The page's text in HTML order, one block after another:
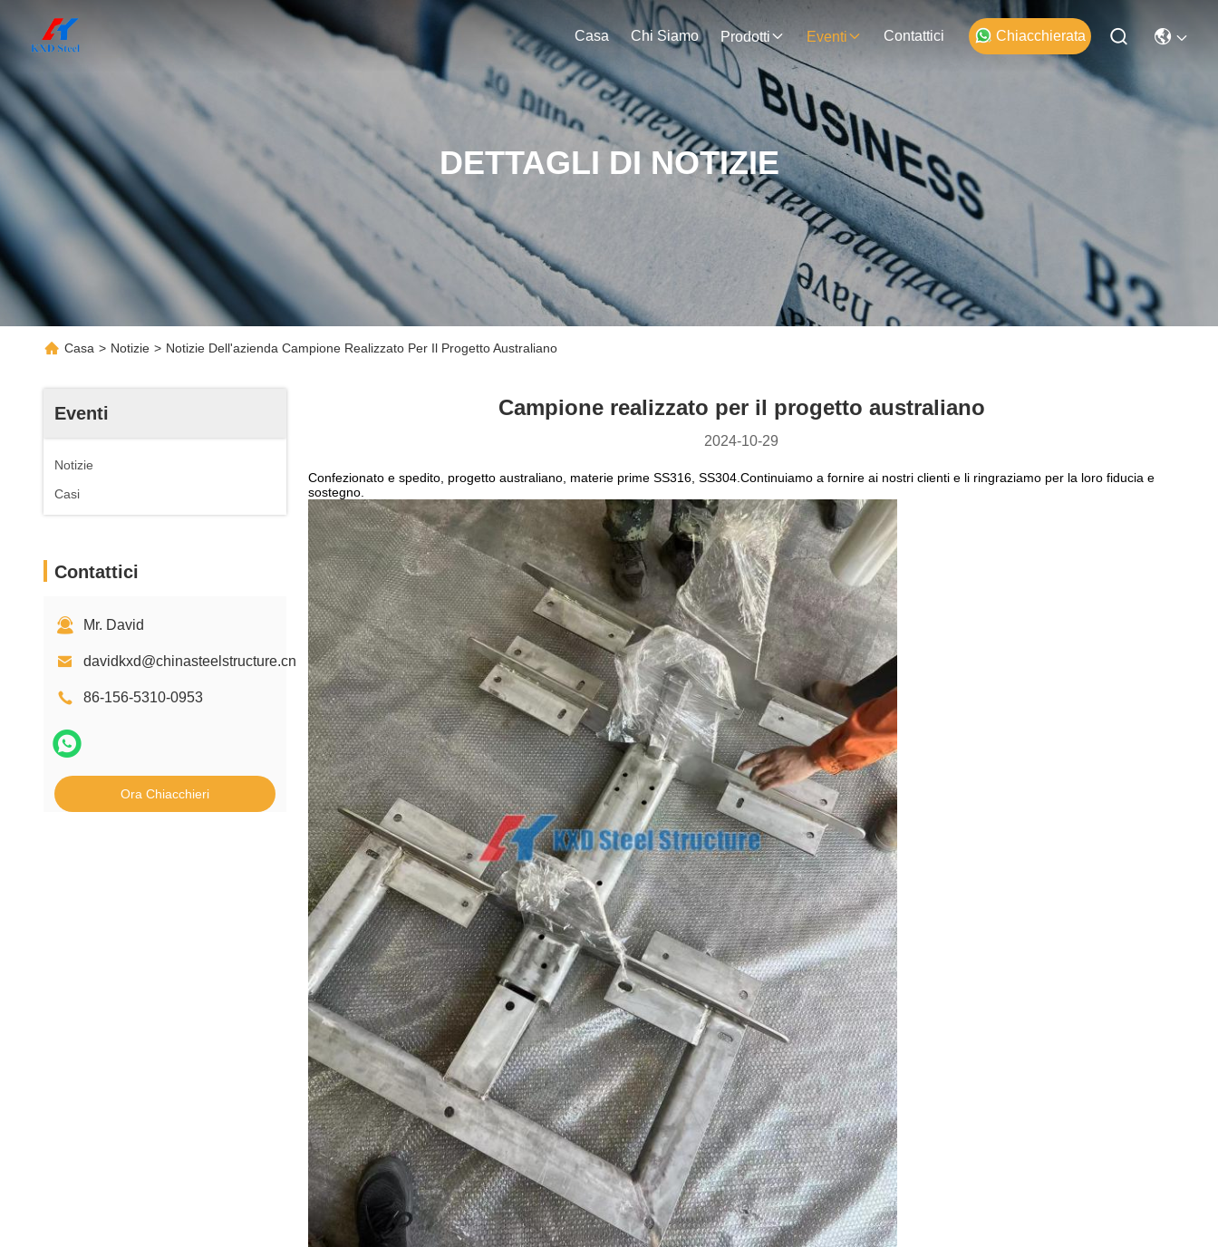
Casa Chi Siamo Prodotti Eventi Contattici Chiacchierata
DETTAGLI DI NOTIZIE
Casa > Notizie > Notizie Dell'azienda Campione Realizzato Per Il Progetto Australiano
Eventi
Notizie
Casi
Contattici
Mr. David
davidkxd@chinasteelstructure.cn
86-156-5310-0953
Ora Chiacchieri
Campione realizzato per il progetto australiano
2024-10-29
Confezionato e spedito, progetto australiano, materie prime SS316, SS304. Continuiamo a fornire ai nostri clienti e li ringraziamo per la loro fiducia e
sostegno.